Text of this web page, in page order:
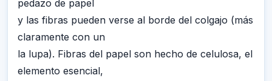
pedazo de papel
y las fibras pueden verse al borde del colgajo (más
claramente con un
la lupa). Fibras del papel son hecho de celulosa, el
elemento esencial,